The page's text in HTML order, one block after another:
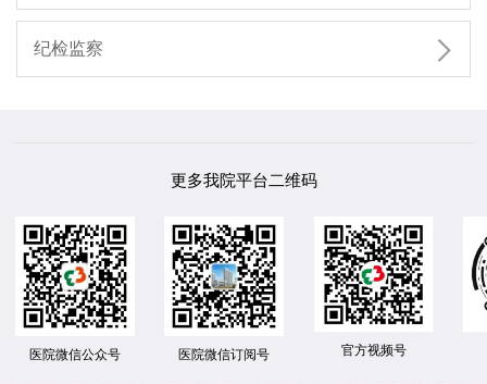
纪检监察 
更多我院平台二维码
医院微信公众号 医院微信订阅号 官方视频号